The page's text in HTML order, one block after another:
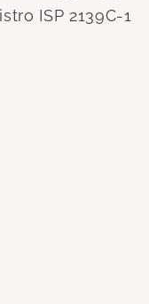
ISP 2139C-1